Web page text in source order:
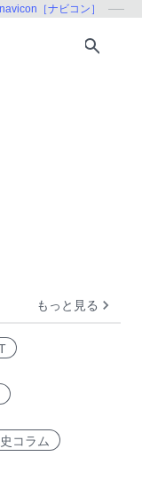
navicon［ナビコン］
もっと見る
コラム